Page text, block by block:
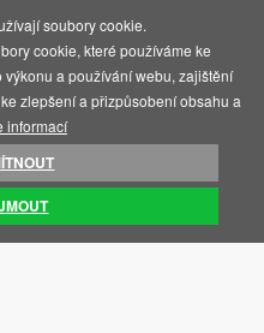
soubory cookie.
cookie, které používáme ke
a používání webu, zajištění
zlepšení a přizpůsobení obsahu a
informací